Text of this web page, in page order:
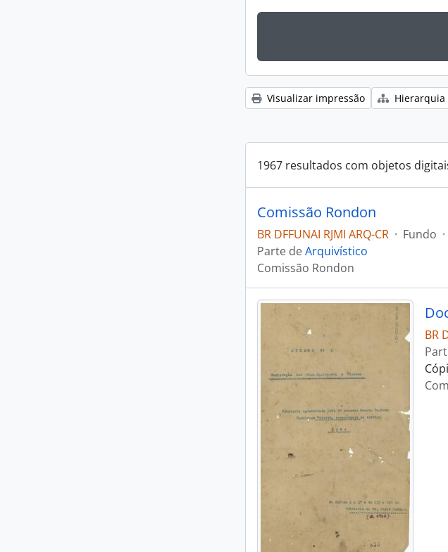
Visualizar impressão Hierarquia
1967 resultados com objetos
Comissão Rondon
BR DFFUNAI RJMI ARQ-CR · Fundo ·
Parte deArquivístico
Comissão Rondon
BR